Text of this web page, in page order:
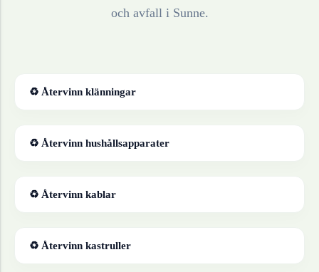
och avfall i Sunne.
♻ Återvinn klänningar
♻ Återvinn hushållsapparater
♻ Återvinn kablar
♻ Återvinn kastruller